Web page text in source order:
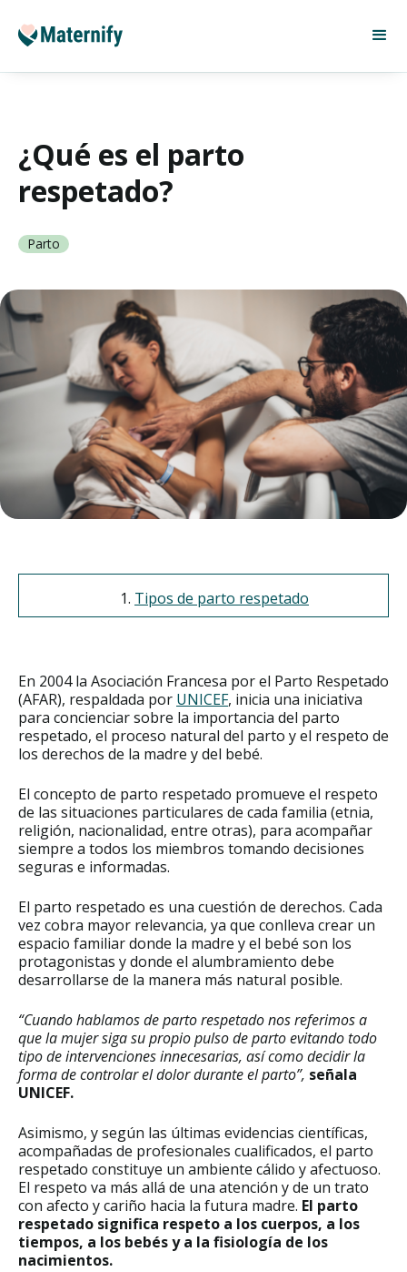
¿Qué es el parto
respetado?
Parto
Tipos de parto respetado
En 2004 la Asociación Francesa por el Parto Respetado
(AFAR), respaldada por UNICEF, inicia una iniciativa
para concienciar sobre la importancia del parto
respetado, el proceso natural del parto y el respeto de
los derechos de la madre y del bebé.
El concepto de parto respetado promueve el respeto
de las situaciones particulares de cada familia (etnia,
religión, nacionalidad, entre otras), para acompañar
siempre a todos los miembros tomando decisiones
seguras e informadas.
El parto respetado es una cuestión de derechos. Cada
vez cobra mayor relevancia, ya que conlleva crear un
espacio familiar donde la madre y el bebé son los
protagonistas y donde el alumbramiento debe
desarrollarse de la manera más natural posible.
“Cuando hablamos de parto respetado nos referimos a
que la mujer siga su propio pulso de parto evitando todo
tipo de intervenciones innecesarias, así como decidir la
forma de controlar el dolor durante el parto”, señala
UNICEF.
Asimismo, y según las últimas evidencias científicas,
acompañadas de profesionales cualificados, el parto
respetado constituye un ambiente cálido y afectuoso.
El respeto va más allá de una atención y de un trato
con afecto y cariño hacia la futura madre. El parto
respetado significa respeto a los cuerpos, a los
tiempos, a los bebés y a la fisiología de los
nacimientos.